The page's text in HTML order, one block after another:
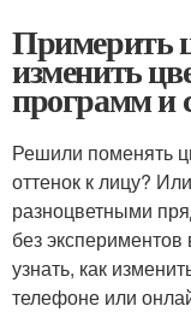
Примерить
изменить
программ и
Решили поменять
оттенок к лицу?
разноцветными
без
узнать, как
телефоне или